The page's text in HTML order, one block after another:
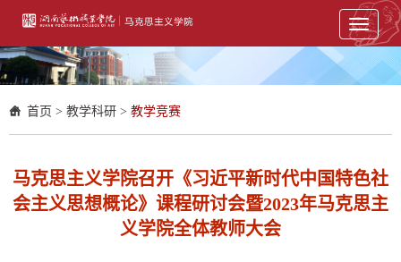
Toggle
首页 > 教学科研 > 教学竞赛
马克思主义学院召开《习近平新时代中国特色社
会主义思想概论》课程研讨会暨2023年马克思主
义学院全体教师大会